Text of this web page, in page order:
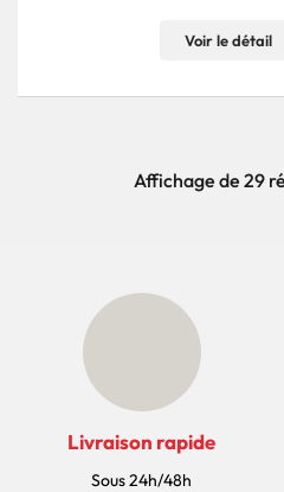
Voir le détail
Affichage de 29
Livraison rapide
Sous 24h/48h